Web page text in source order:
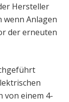
Hersteller
wenn Anlagen
der erneuten
von einem 4-